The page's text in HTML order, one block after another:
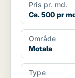
Pris pr. md.
Ca. 500 pr
Område
Motala
Type